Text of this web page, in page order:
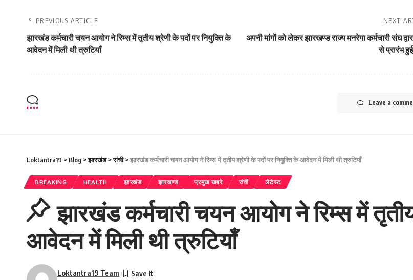
PREVIOUS ARTICLE
झारखंड कर्मचारी चयन आयोग ने रिम्स में तृतीय श्रेणी के पदों पर नियुक्ति के
आवेदन में मिली थी त्रुटियाँ
NEXT
अपनी मांगों को लेकर झारखण्ड राज्य मनरेगा कर्मचारी संघ
से प्रारंभ
Leave a
Loktantra19 > Blog >झारखंड>रांची>झारखंड कर्मचारी चयन आयोग ने रिम्स में तृतीय श्रेणी के पदों पर नियुक्ति के आवेदन में मिली थी त्रुटियाँ
BREAKING HEALTH झारखंड झारखण्ड प्रमुख खबरे रांची लेटेस्ट
झारखंड कर्मचारी चयन आयोग ने रिम्स में
आवेदन में मिली थी त्रुटियाँ
Loktantra19 Team